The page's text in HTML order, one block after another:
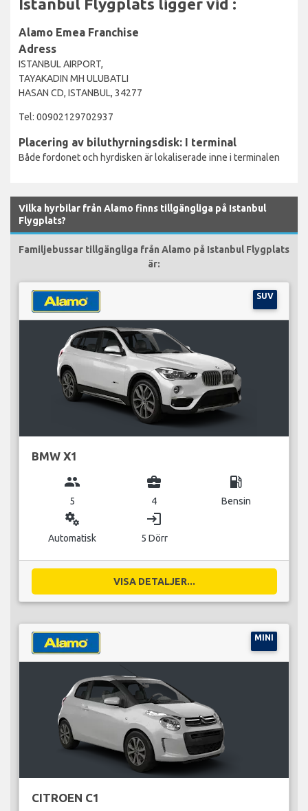
Istanbul Flygplats ligger vid :
Alamo Emea Franchise
Adress
ISTANBUL AIRPORT,
TAYAKADIN MH ULUBATLI
HASAN CD, ISTANBUL, 34277
Tel: 00902129702937
Placering av biluthyrningsdisk: I terminal
Både fordonet och hyrdisken är lokaliserade inne i terminalen
Vilka hyrbilar från Alamo finns tillgängliga på Istanbul
Flygplats?
Familjebussar tillgängliga från Alamo på Istanbul Flygplats
är:
SUV
BMW X1
group
5
business_center
4
local_gas_station
Bensin
miscellaneous_services
Automatisk
login
5 Dörr
VISA DETALJER...
MINI
CITROEN C1